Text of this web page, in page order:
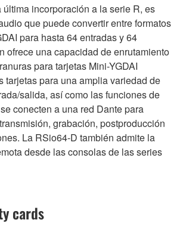
incorporación a la serie R, es
que puede convertir entre formatos
para hasta 64 entradas y 64
ofrece una capacidad de enrutamiento
para tarjetas Mini-YGDAI
tarjetas para una amplia variedad de
salida, así como las funciones de
conecten a una red Dante para
grabación, postproducción
La RSio64-D también admite la
desde las consolas de las series
cards